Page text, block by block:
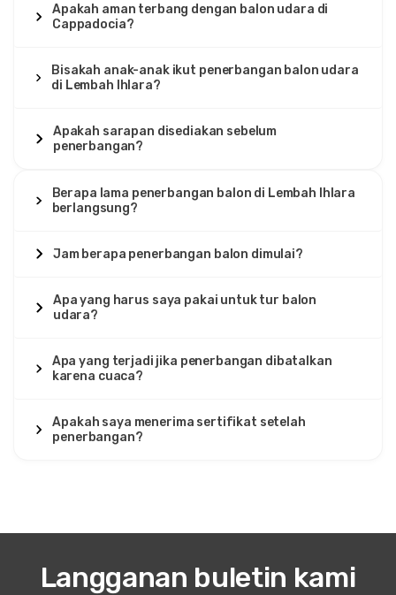
Apakah aman terbang dengan balon udara di
Cappadocia?
Bisakah anak-anak ikut penerbangan balon udara
di Lembah Ihlara?
Apakah sarapan disediakan sebelum
penerbangan?
Berapa lama penerbangan balon di Lembah Ihlara
berlangsung?
Jam berapa penerbangan balon dimulai?
Apa yang harus saya pakai untuk tur balon
udara?
Apa yang terjadi jika penerbangan dibatalkan
karena cuaca?
Apakah saya menerima sertifikat setelah
penerbangan?
Langganan buletin kami